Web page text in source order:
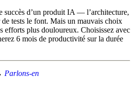
succès d’un produit IA — l’architecture,
tests le font. Mais un mauvais choix
efforts plus douloureux. Choisissez avec
6 mois de productivité sur la durée
Parlons-en